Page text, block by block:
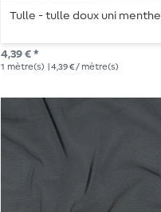
Tulle - tulle doux uni menthe
4,39 € *
1 mètre(s) | 4,39 € / mètre(s)